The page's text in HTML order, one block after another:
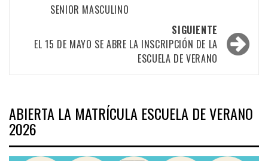
SENIOR MASCULINO
SIGUIENTE
EL 15 DE MAYO SE ABRE LA INSCRIPCIÓN DE LA
ESCUELA DE VERANO
ABIERTA LA MATRÍCULA ESCUELA DE VERANO
2026